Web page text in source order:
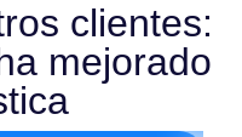
clientes:
mejorado